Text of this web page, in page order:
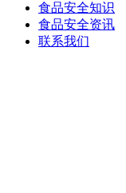
食品安全知识
食品安全资讯
联系我们